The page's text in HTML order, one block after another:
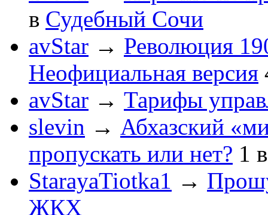
в Судебный Сочи
avStar → Революция
Неофициальная версия
avStar → Тарифы
slevin → Абхазский
пропускать или нет? 1
StarayaTiotka1 →
ЖКХ